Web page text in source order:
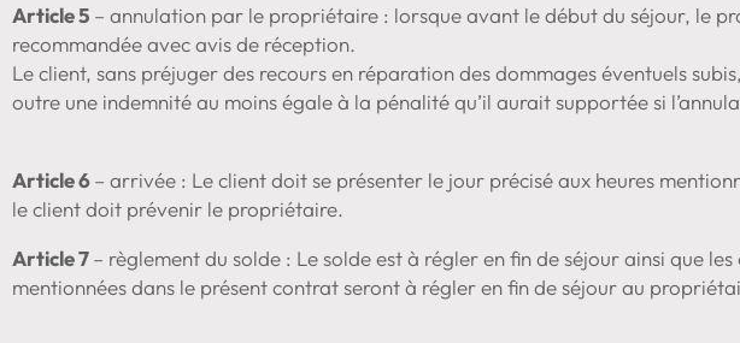
Article 5 – annulation par le propriétaire : lorsque avant le début du séjour, le
recommandée avec avis de réception.
Le client, sans préjuger des recours en réparation des dommages éventuels
outre une indemnité au moins égale à la pénalité qu’il aurait supportée si
Article 6– arrivée : Le client doit se présenter le jour précisé aux heures
le client doit prévenir le propriétaire.
Article 7– règlement du solde : Le solde est à régler en fin de séjour ainsi que
mentionnées dans le présent contrat seront à régler en fin de séjour au